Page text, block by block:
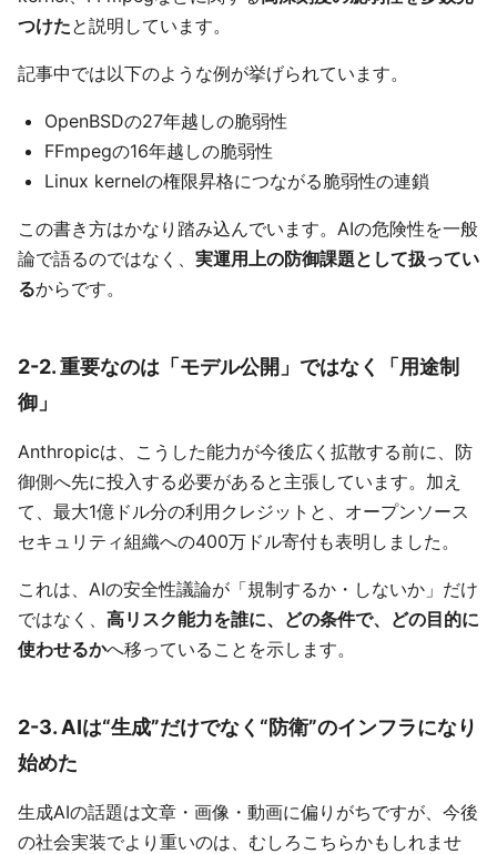
つけたと説明しています。
記事中では以下のような例が挙げられています。
OpenBSDの27年越しの脆弱性
FFmpegの16年越しの脆弱性
Linux kernelの権限昇格につながる脆弱性の連鎖
この書き方はかなり踏み込んでいます。AIの危険性を一般
論で語るのではなく、 実運用上の防御課題として扱ってい
るからです。
2-2. 重要なのは「モデル公開」ではなく「用途制
御」
Anthropicは、こうした能力が今後広く拡散する前に、防
御側へ先に投入する必要があると主張しています。加え
て、最大1億ドル分の利用クレジットと、オープンソース
セキュリティ組織への400万ドル寄付も表明しました。
これは、AIの安全性議論が「規制するか・しないか」だけ
ではなく、 高リスク能力を誰に、どの条件で、どの目的に
使わせるかへ移っていることを示します。
2-3. AIは“生成”だけでなく“防衛”のインフラになり
始めた
生成AIの話題は文章・画像・動画に偏りがちですが、今後
の社会実装でより重いのは、むしろこちらかもしれませ